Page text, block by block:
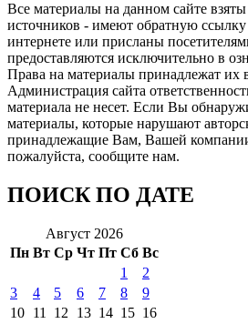
Все материалы на данном сайте
источников - имеют обратную ссылку
интернете или присланы
предоставляются исключительно в
Права на материалы принадлежат их
Администрация сайта
материала не несет. Если Вы
материалы, которые нарушают
принадлежащие Вам, Вашей
пожалуйста, сообщите нам.
ПОИСК ПО ДАТЕ
Август 2026
Пн Вт Ср Чт Пт Сб Вс
1
2
3
4 5 6 7 8
9
10 11 12 13 14 15 16